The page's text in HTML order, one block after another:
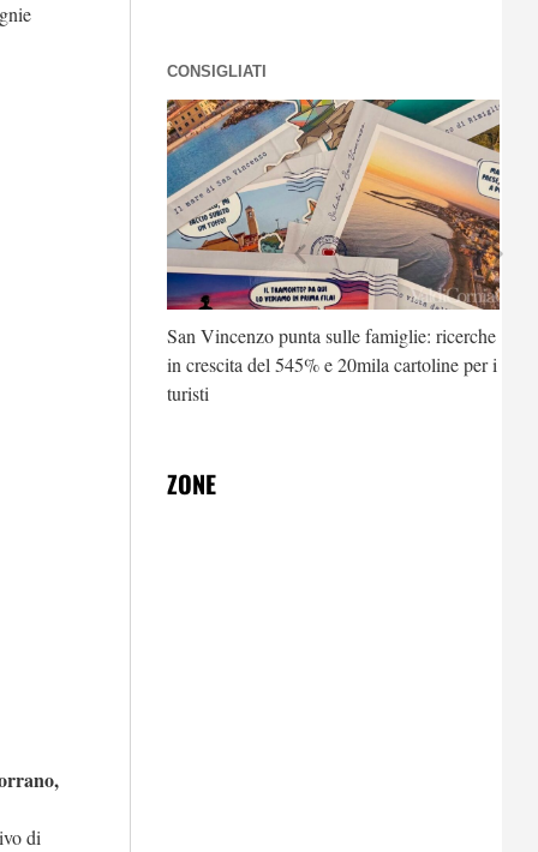
di
CONSIGLIATI
San Vincenzo punta sulle famiglie: ricerche
in crescita del 545% e 20mila cartoline per i
turisti
ZONE